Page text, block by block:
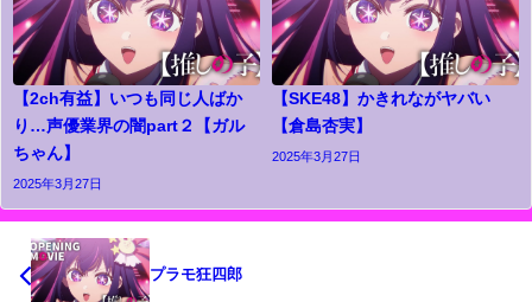
【2ch有益】いつも同じ人ばか
り…声優業界の闇part２【ガル
ちゃん】
2025年3月27日
【SKE48】かきれながヤバい
【倉島杏実】
2025年3月27日
プラモ狂四郎